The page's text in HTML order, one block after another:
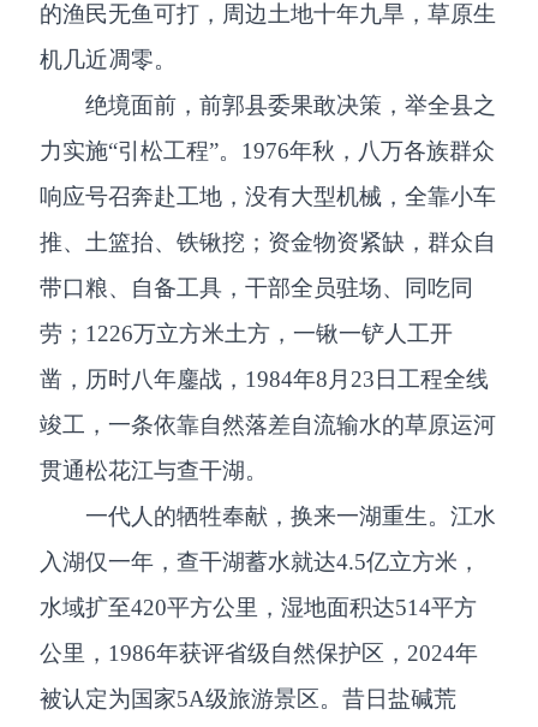
的渔民无鱼可打，周边土地十年九旱，草原生
机几近凋零。
绝境面前，前郭县委果敢决策，举全县之
力实施“引松工程”。1976年秋，八万各族群众
响应号召奔赴工地，没有大型机械，全靠小车
推、土篮抬、铁锹挖；资金物资紧缺，群众自
带口粮、自备工具，干部全员驻场、同吃同
劳；1226万立方米土方，一锹一铲人工开
凿，历时八年鏖战，1984年8月23日工程全线
竣工，一条依靠自然落差自流输水的草原运河
贯通松花江与查干湖。
一代人的牺牲奉献，换来一湖重生。江水
入湖仅一年，查干湖蓄水就达4.5亿立方米，
水域扩至420平方公里，湿地面积达514平方
公里，1986年获评省级自然保护区，2024年
被认定为国家5A级旅游景区。昔日盐碱荒